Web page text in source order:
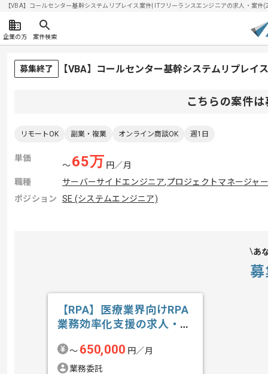
【VBA】コールセンター基幹システムリプレイス案件| ITフリーランスエンジニアの求人・案
企業の方 案件検索
募集終了 【VBA】コールセンター基幹システムリプレイ
こちらの案件
リモートOK 副業・複業 オンライン商談OK 週1日
単価
〜65万 円／月
職種
サーバーサイドエンジニア,プロジェクトマネージャ
ポジション
SE (システムエンジニア)
あ
【RPA】医療業界向けRPA
業務効率化支援の求人・案
〜 650,000 円／月
業務委託